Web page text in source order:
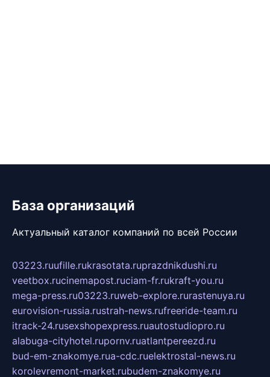
База организаций
Актуальный каталог компаний по всей России
03223.ruufille.rukrasotata.ruprazdnikdushi.ru
veetbox.rucinemapost.ruciam-fr.rukraft-you.ru
mega-press.ru03223.ruweb-explore.rurastenuya.ru
eurovision-russia.rustrah-news.rufreeride-team.ru
itrack-24.rusexshopexpress.ruautostudiopro.ru
alabuga-cityhotel.rupornv.ruatlantpereezd.ru
bud-em-znakomye.rua-cdc.ruelektrostal-news.ru
korolevremont-market.rubudem-znakomye.ru